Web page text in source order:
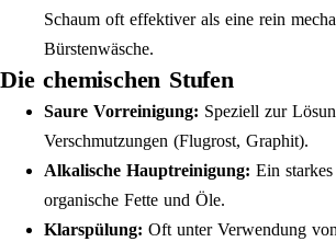
Schaum oft effektiver als eine rein
Bürstenwäsche.
Die chemischen Stufen
Saure Vorreinigung: Speziell zur
Verschmutzungen (Flugrost, Graphit).
Alkalische Hauptreinigung: Ein
organische Fette und Öle.
Klarspülung: Oft unter Verwendung